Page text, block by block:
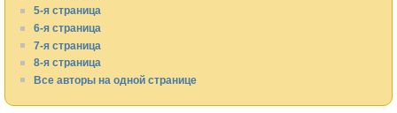
5-я страница
6-я страница
7-я страница
8-я страница
Все авторы на одной странице